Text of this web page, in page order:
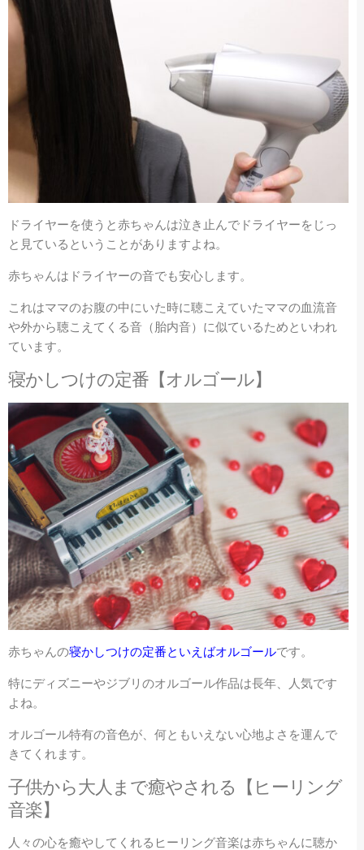
ドライヤーを使うと赤ちゃんは泣き止んでドライヤーをじっ
と見ているということがありますよね。
赤ちゃんはドライヤーの音でも安心します。
これはママのお腹の中にいた時に聴こえていたママの血流音
や外から聴こえてくる音（胎内音）に似ているためといわれ
ています。
寝かしつけの定番【オルゴール】
赤ちゃんの寝かしつけの定番といえばオルゴールです。
特にディズニーやジブリのオルゴール作品は長年、人気です
よね。
オルゴール特有の音色が、何ともいえない心地よさを運んで
きてくれます。
子供から大人まで癒やされる【ヒーリング
音楽】
人々の心を癒やしてくれるヒーリング音楽は赤ちゃんに聴か